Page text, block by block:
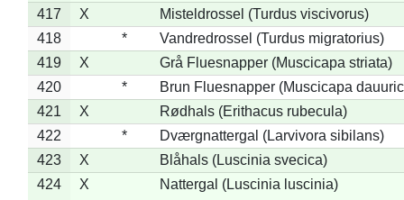
417 X
Misteldrossel (Turdus viscivorus)
418
*
Vandredrossel (Turdus migratorius)
419
X
Grå Fluesnapper (Muscicapa striata)
420
*
Brun Fluesnapper (Muscicapa
421
X
Rødhals (Erithacus rubecula)
422
*
Dværgnattergal (Larvivora sibilans)
423
X
Blåhals (Luscinia svecica)
424
X Nattergal (Luscinia luscinia)